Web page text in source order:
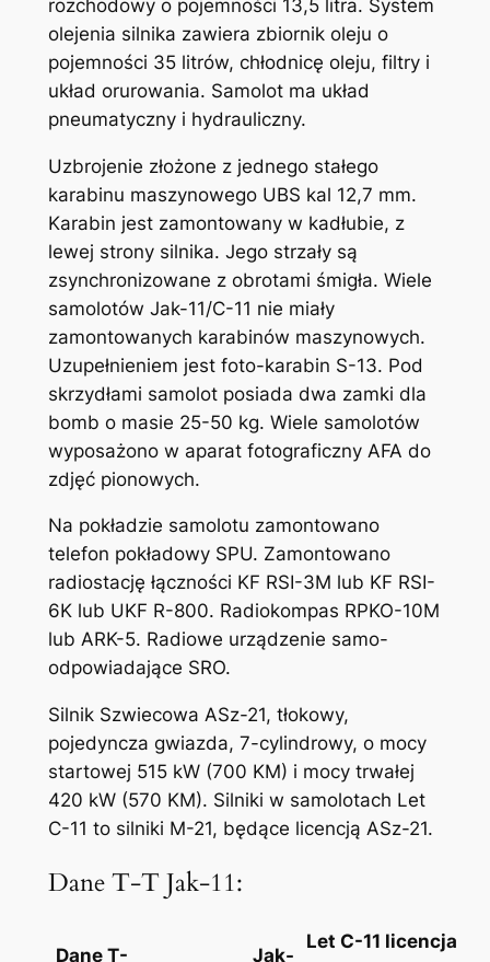
rozchodowy o pojemności 13,5 litra. System
olejenia silnika zawiera zbiornik oleju o
pojemności 35 litrów, chłodnicę oleju, filtry i
układ orurowania. Samolot ma układ
pneumatyczny i hydrauliczny.
Uzbrojenie złożone z jednego stałego
karabinu maszynowego UBS kal 12,7 mm.
Karabin jest zamontowany w kadłubie, z
lewej strony silnika. Jego strzały są
zsynchronizowane z obrotami śmigła. Wiele
samolotów Jak-11/C-11 nie miały
zamontowanych karabinów maszynowych.
Uzupełnieniem jest foto-karabin S-13. Pod
skrzydłami samolot posiada dwa zamki dla
bomb o masie 25-50 kg. Wiele samolotów
wyposażono w aparat fotograficzny AFA do
zdjęć pionowych.
Na pokładzie samolotu zamontowano
telefon pokładowy SPU. Zamontowano
radiostację łączności KF RSI-3M lub KF RSI-
6K lub UKF R-800. Radiokompas RPKO-10M
lub ARK-5. Radiowe urządzenie samo-
odpowiadające SRO.
Silnik Szwiecowa ASz-21, tłokowy,
pojedyncza gwiazda, 7-cylindrowy, o mocy
startowej 515 kW (700 KM) i mocy trwałej
420 kW (570 KM). Silniki w samolotach Let
C-11 to silniki M-21, będące licencją ASz-21.
Dane T-T Jak-11:
Dane T- Jak-
Let C-11 licencja